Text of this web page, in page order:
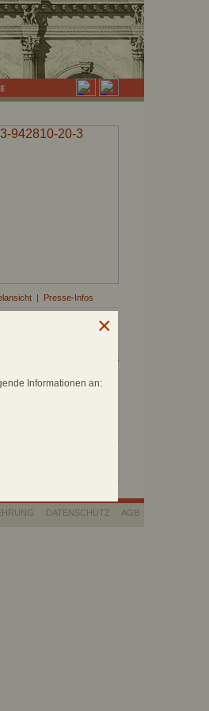
Informationen an:
| Presse-Infos
12 farbigen und 91 sw-Abb., 15
942810-20-3
DATENSCHUTZ AGB